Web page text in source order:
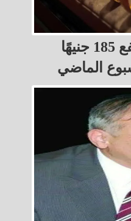
سعر الذهب عيار 21 يرتفع 185 جنيهًا
الماضي